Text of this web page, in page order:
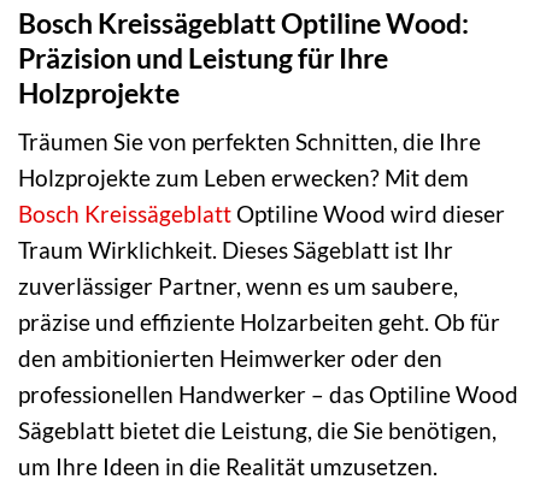
Bosch Kreissägeblatt Optiline Wood:
Präzision und Leistung für Ihre
Holzprojekte
Träumen Sie von perfekten Schnitten, die Ihre
Holzprojekte zum Leben erwecken? Mit dem
Bosch Kreissägeblatt Optiline Wood wird dieser
Traum Wirklichkeit. Dieses Sägeblatt ist Ihr
zuverlässiger Partner, wenn es um saubere,
präzise und effiziente Holzarbeiten geht. Ob für
den ambitionierten Heimwerker oder den
professionellen Handwerker – das Optiline Wood
Sägeblatt bietet die Leistung, die Sie benötigen,
um Ihre Ideen in die Realität umzusetzen.